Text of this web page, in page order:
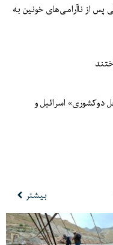
ناآرامی‌های خونین به
اسرائیل و
بیشتر